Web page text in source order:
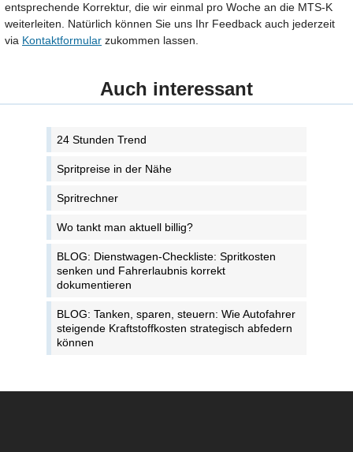
entsprechende Korrektur, die wir einmal pro Woche an die MTS-K
weiterleiten. Natürlich können Sie uns Ihr Feedback auch jederzeit
via Kontaktformular zukommen lassen.
Auch interessant
24 Stunden Trend
Spritpreise in der Nähe
Spritrechner
Wo tankt man aktuell billig?
BLOG: Dienstwagen-Checkliste: Spritkosten
senken und Fahrerlaubnis korrekt
dokumentieren
BLOG: Tanken, sparen, steuern: Wie Autofahrer
steigende Kraftstoffkosten strategisch abfedern
können